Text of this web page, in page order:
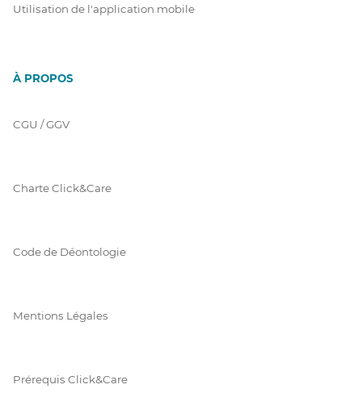
Utilisation de l'application mobile
À PROPOS
CGU / GGV
Charte Click&Care
Code de Déontologie
Mentions Légales
Prérequis Click&Care